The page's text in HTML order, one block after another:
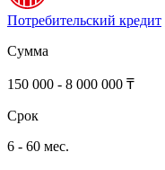
Потребительский кредит
Сумма
150 000 - 8 000 000 ₸
Срок
6 - 60 мес.